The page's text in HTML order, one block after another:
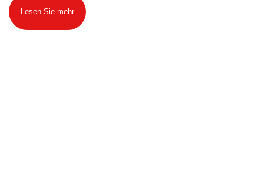
Lesen Sie mehr